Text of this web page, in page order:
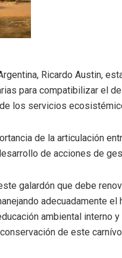
Ricardo Austin,
para compatibilizar el
los servicios
de la articulación
de acciones de
galardón que debe
adecuadamente
ambiental interno
de este